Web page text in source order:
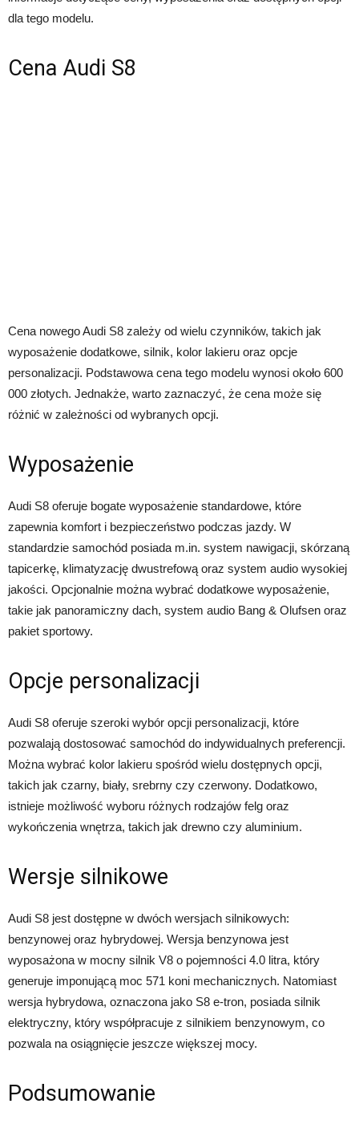
dla tego modelu.
Cena Audi S8
Cena nowego Audi S8 zależy od wielu czynników, takich jak
wyposażenie dodatkowe, silnik, kolor lakieru oraz opcje
personalizacji. Podstawowa cena tego modelu wynosi około 600
000 złotych. Jednakże, warto zaznaczyć, że cena może się
różnić w zależności od wybranych opcji.
Wyposażenie
Audi S8 oferuje bogate wyposażenie standardowe, które
zapewnia komfort i bezpieczeństwo podczas jazdy. W
standardzie samochód posiada m.in. system nawigacji, skórzaną
tapicerkę, klimatyzację dwustrefową oraz system audio wysokiej
jakości. Opcjonalnie można wybrać dodatkowe wyposażenie,
takie jak panoramiczny dach, system audio Bang & Olufsen oraz
pakiet sportowy.
Opcje personalizacji
Audi S8 oferuje szeroki wybór opcji personalizacji, które
pozwalają dostosować samochód do indywidualnych preferencji.
Można wybrać kolor lakieru spośród wielu dostępnych opcji,
takich jak czarny, biały, srebrny czy czerwony. Dodatkowo,
istnieje możliwość wyboru różnych rodzajów felg oraz
wykończenia wnętrza, takich jak drewno czy aluminium.
Wersje silnikowe
Audi S8 jest dostępne w dwóch wersjach silnikowych:
benzynowej oraz hybrydowej. Wersja benzynowa jest
wyposażona w mocny silnik V8 o pojemności 4.0 litra, który
generuje imponującą moc 571 koni mechanicznych. Natomiast
wersja hybrydowa, oznaczona jako S8 e-tron, posiada silnik
elektryczny, który współpracuje z silnikiem benzynowym, co
pozwala na osiągnięcie jeszcze większej mocy.
Podsumowanie